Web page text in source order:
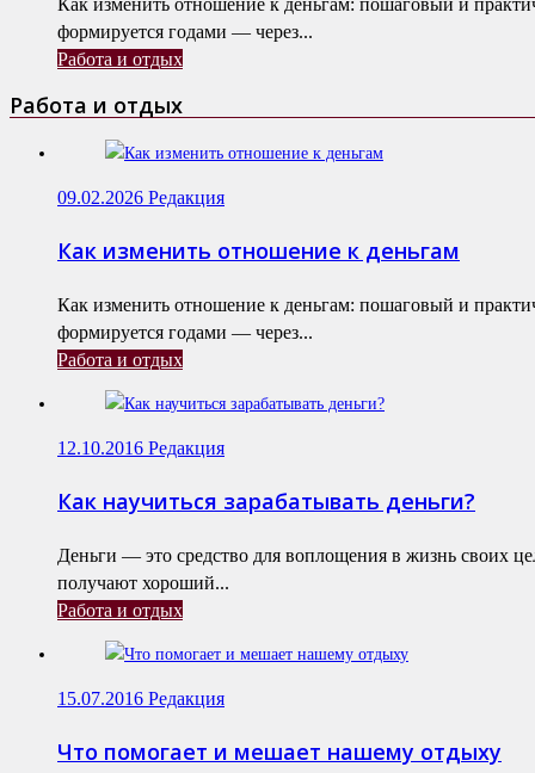
Как изменить отношение к деньгам: пошаговый и
формируется годами — через...
Работа и отдых
Работа и отдых
09.02.2026 Редакция
Как изменить отношение к деньгам
Как изменить отношение к деньгам: пошаговый и
формируется годами — через...
Работа и отдых
12.10.2016 Редакция
Как научиться зарабатывать деньги?
Деньги — это средство для воплощения в жизнь своих
получают хороший...
Работа и отдых
15.07.2016 Редакция
Что помогает и мешает нашему отдыху